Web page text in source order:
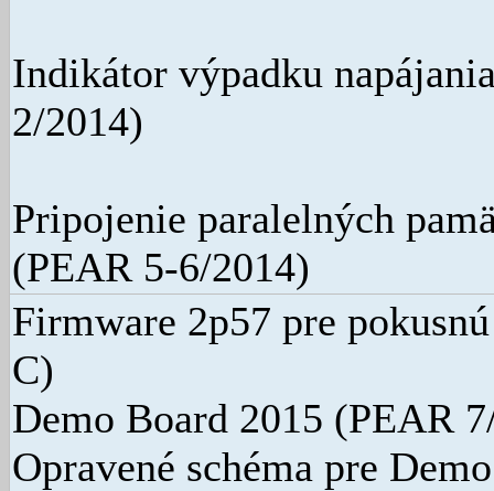
Indikátor výpadku
2/2014)
Pripojenie paralelných
(PEAR 5-6/2014)
Firmware 2p57 pre
C)
Demo Board 2015 (PEAR
Opravené schéma pre